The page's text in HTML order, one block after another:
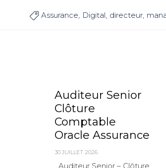
 Assurance Digital directeur
Auditeur Senior
Clôture
Comptable
Oracle Assurance
30 JUILLET 2026
Auditeur Senior – Clôture